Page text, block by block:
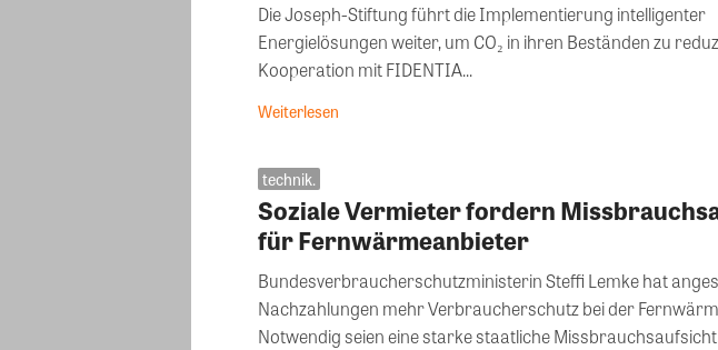
Die Joseph-Stiftung führt die Implementierung intelligenter
Energielösungen weiter, um CO₂ in ihren Beständen zu
Kooperation mit FIDENTIA...
Weiterlesen
technik.
Soziale Vermieter fordern
für Fernwärmeanbieter
Bundesverbraucherschutzministerin Steffi Lemke hat
Nachzahlungen mehr Verbraucherschutz bei der
Notwendig seien eine starke staatliche